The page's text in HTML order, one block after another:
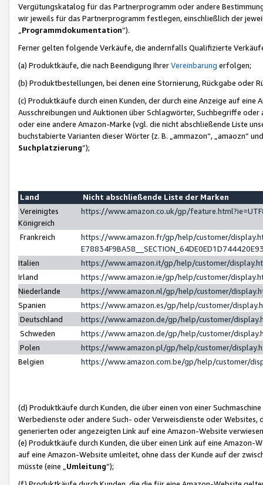
Vergütungskatalog für das Partnerprogramm oder andere
wir jeweils für das Partnerprogramm festlegen, einschließlich der
Programmdokumentation“).
Ferner gelten folgende Verkäufe, die andernfalls Qualifizierte
(a) Produktkäufe, die nach Beendigung IhrerVereinbarung erfolgen;
(b) Produktbestellungen, bei denen eine Stornierung, Rückgabe oder
(c) Produktkäufe durch einen Kunden, der durch eine Anzeige auf
Ausschreibungen und Auktionen über Schlagwörter, Suchbegriffe
oder eine andere Amazon-Marke (vgl. die nicht abschließende Liste
buchstabierte Varianten dieser Wörter (z. B. „ammazon“, „amaozn“
Suchplatzierung”);
Land
Nicht abschließende Liste der Marken
Vereinigtes
Königreich
https://www.amazon.co.uk/gp/
Frankreich
https://www.amazon.fr/gp/help/customer/
Italien
https://www.amazon.it/gp/help/customer/
Irland
https://www.amazon.ie/gp/help/customer/
Niederlande
https://www.amazon.nl/gp/help/customer/
Spanien
https://www.amazon.es/gp/help/customer/
Deutschland
https://www.amazon.de/gp/help/customer/
Schweden
https://www.amazon.de/gp/help/customer/
Polen
https://www.amazon.pl/gp/help/customer/
Belgien
https://www.amazon.com.be/gp/help/customer/
(d) Produktkäufe durch Kunden, die über einen von einer
Werbedienste oder andere Such- oder Verweisdienste oder Websites,
generierten oder angezeigten Link auf eine Amazon-Website
(e) Produktkäufe durch Kunden, die über einen Link auf eine
auf eine Amazon-Website umleitet, ohne dass der Kunde auf der
müsste (eine „ Umleitung“);